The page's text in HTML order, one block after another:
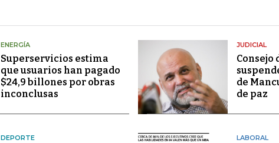
ENERGÍA
Superservicios estima
que usuarios han pagado
$24,9 billones por obras
inconclusas
JUDICIAL
Consejo
de
de paz
DEPORTE LABORAL